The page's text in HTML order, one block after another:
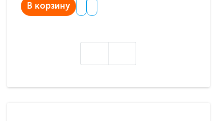
В корзину